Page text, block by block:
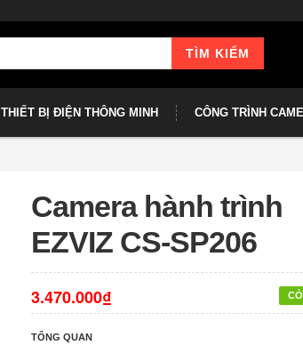
TÌM KIẾM
THIẾT BỊ ĐIỆN THÔNG MINH CÔNG TRÌNH
Camera hành trình
EZVIZ CS-SP206
3.470.000₫
TỔNG QUAN